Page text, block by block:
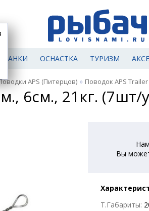
ОСНАСТКА ТУРИЗМ
APS (Питерцов) » Поводок APS
6см., 21кг. (7шт/
Вы
Т.Габариты: